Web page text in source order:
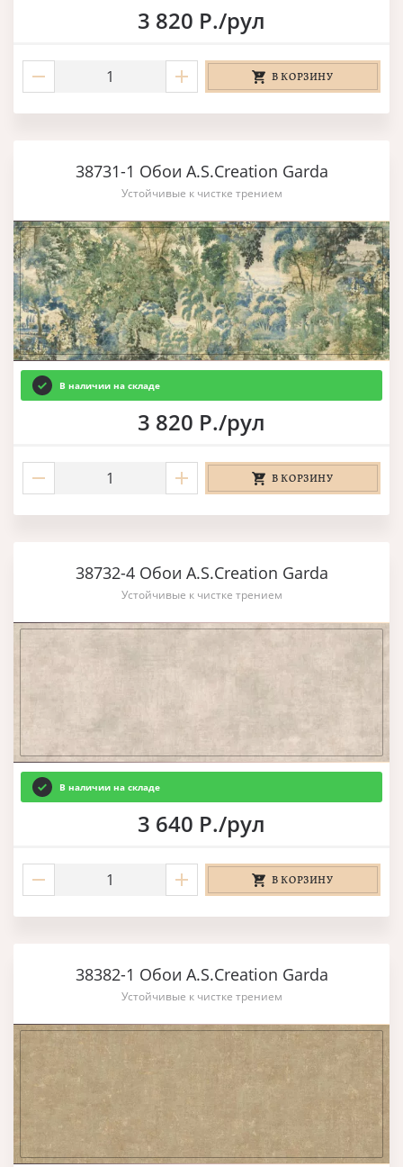
3 820 Р./рул
В КОРЗИНУ
38731-1 Обои A.S.Creation Garda
Устойчивые к чистке трением
В наличии на складе
3 820 Р./рул
В КОРЗИНУ
38732-4 Обои A.S.Creation Garda
Устойчивые к чистке трением
В наличии на складе
3 640 Р./рул
В КОРЗИНУ
38382-1 Обои A.S.Creation Garda
Устойчивые к чистке трением